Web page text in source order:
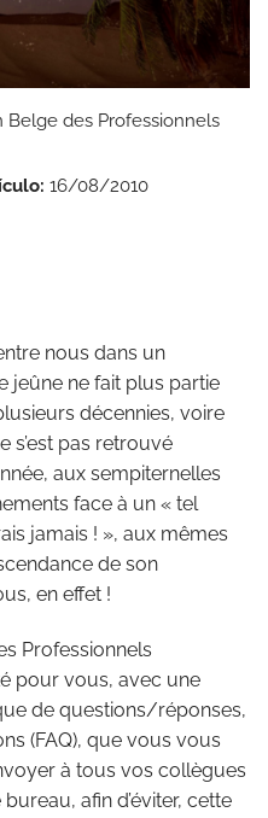
Belge des Professionnels
16/08/2010
nous dans un
jeûne ne fait plus partie
décennies, voire
s’est pas retrouvé
aux sempiternelles
face à un « tel
jamais ! », aux mêmes
de son
en effet !
Professionnels
pour vous, avec une
de questions/réponses,
(FAQ), que vous vous
à tous vos collègues
afin d’éviter, cette